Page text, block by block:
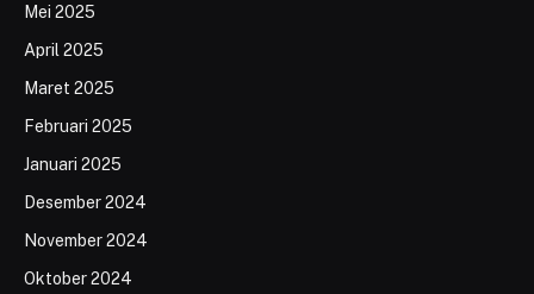
Mei 2025
April 2025
Maret 2025
Februari 2025
Januari 2025
Desember 2024
November 2024
Oktober 2024